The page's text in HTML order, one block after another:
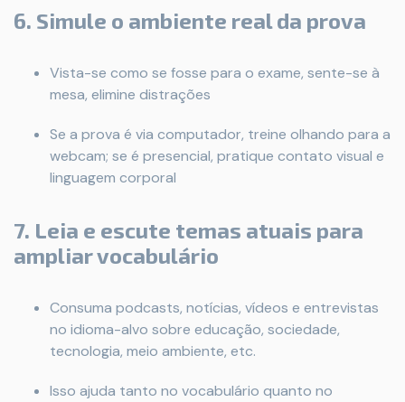
6. Simule o ambiente real da prova
Vista-se como se fosse para o exame, sente-se à
mesa, elimine distrações
Se a prova é via computador, treine olhando para a
webcam; se é presencial, pratique contato visual e
linguagem corporal
7. Leia e escute temas atuais para
ampliar vocabulário
Consuma podcasts, notícias, vídeos e entrevistas
no idioma-alvo sobre educação, sociedade,
tecnologia, meio ambiente, etc.
Isso ajuda tanto no vocabulário quanto no